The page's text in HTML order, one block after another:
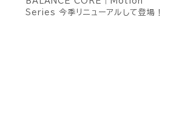
Series 今季リニューアルして登場！